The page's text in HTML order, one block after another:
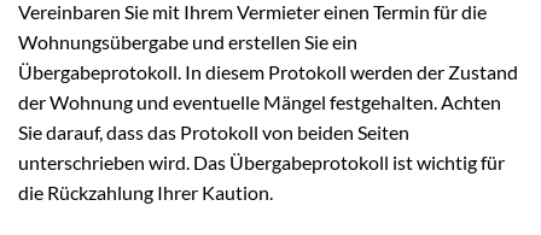
Vereinbaren Sie mit Ihrem Vermieter einen Termin für die
Wohnungsübergabe und erstellen Sie ein
Übergabeprotokoll. In diesem Protokoll werden der Zustand
der Wohnung und eventuelle Mängel festgehalten. Achten
Sie darauf, dass das Protokoll von beiden Seiten
unterschrieben wird. Das Übergabeprotokoll ist wichtig für
die Rückzahlung Ihrer Kaution.